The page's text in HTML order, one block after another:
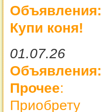
Объявления:
Купи коня!
01.07.26
Объявления:
Прочее:
Приобрету